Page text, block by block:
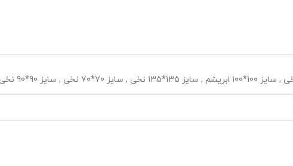
, سایز 100*100 ابریشم , سایز 135*135 نخی , سایز 70*70 نخی , سایز 90*90 نخی